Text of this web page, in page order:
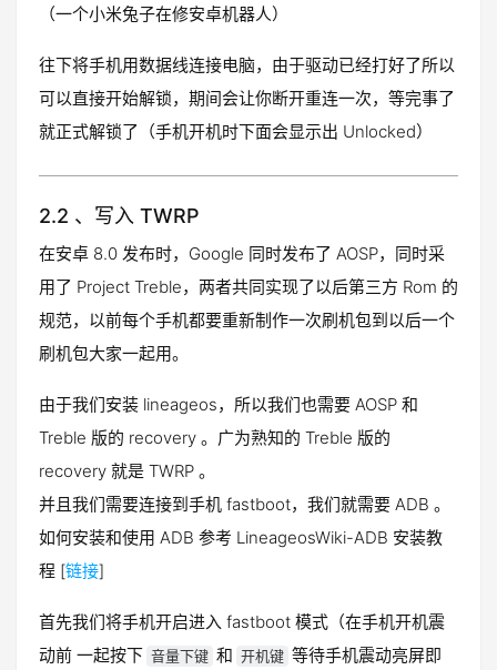
（一个小米兔子在修安卓机器人）
往下将手机用数据线连接电脑，由于驱动已经打好了所以
可以直接开始解锁，期间会让你断开重连一次，等完事了
就正式解锁了（手机开机时下面会显示出 Unlocked）
2.2 、写入 TWRP
在安卓 8.0 发布时，Google 同时发布了 AOSP，同时采
用了 Project Treble，两者共同实现了以后第三方 Rom 的
规范，以前每个手机都要重新制作一次刷机包到以后一个
刷机包大家一起用。
由于我们安装 lineageos，所以我们也需要 AOSP 和
Treble 版的 recovery 。广为熟知的 Treble 版的
recovery 就是 TWRP 。
并且我们需要连接到手机 fastboot，我们就需要 ADB 。
如何安装和使用 ADB 参考 LineageosWiki-ADB 安装教
程 [链接]
首先我们将手机开启进入 fastboot 模式（在手机开机震
动前 一起按下 音量下键 和 开机键 等待手机震动亮屏即